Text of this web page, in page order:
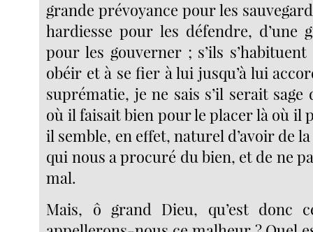
grande prévoyance pour les
hardiesse pour les défendre, d’une
pour les gouverner ; s’ils
obéir et à se fier à lui jusqu’à lui
suprématie, je ne sais s’il serait sage
où il faisait bien pour le placer là où il
il semble, en effet, naturel d’avoir de
qui nous a procuré du bien, et de ne
mal.
Mais, ô grand Dieu, qu’est donc